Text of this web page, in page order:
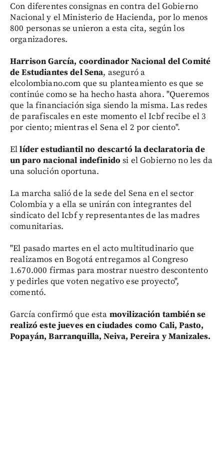
Con diferentes consignas en contra del Gobierno
Nacional y el Ministerio de Hacienda, por lo menos
800 personas se unieron a esta cita, según los
organizadores.
Harrison García, coordinador Nacional del Comité
de Estudiantes del Sena, aseguró a
elcolombiano.com que su planteamiento es que se
continúe como se ha hecho hasta ahora. "Queremos
que la financiación siga siendo la misma. Las redes
de parafiscales en este momento el Icbf recibe el 3
por ciento; mientras el Sena el 2 por ciento".
Ellíder estudiantil no descartó la declaratoria de
un paro nacional indefinido si el Gobierno no les da
una solución oportuna.
La marcha salió de la sede del Sena en el sector
Colombia y a ella se unirán con integrantes del
sindicato del Icbf y representantes de las madres
comunitarias.
"El pasado martes en el acto multitudinario que
realizamos en Bogotá entregamos al Congreso
1.670.000 firmas para mostrar nuestro descontento
y pedirles que voten negativo ese proyecto",
comentó.
García confirmó que esta movilización también se
realizó este jueves en ciudades como Cali, Pasto,
Popayán, Barranquilla, Neiva, Pereira y Manizales.